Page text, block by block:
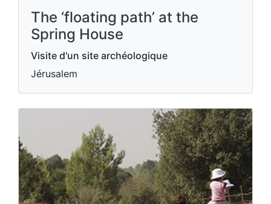
The ‘floating path’ at the
Spring House
Visite d'un site archéologique
Jérusalem